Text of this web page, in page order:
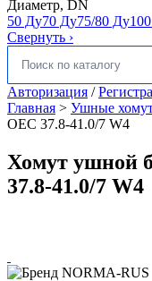
Диаметр, DN
50 Ду70 Ду75/80 Ду
Свернуть ›
Искать:
Авторизация /
Главная > Ушные
OEC 37.8-41.0/7 W4
Хомут ушной
37.8-41.0/7 W4